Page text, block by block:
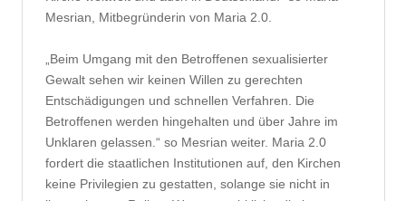
Mesrian, Mitbegründerin von Maria 2.0.
„Beim Umgang mit den Betroffenen sexualisierter
Gewalt sehen wir keinen Willen zu gerechten
Entschädigungen und schnellen Verfahren. Die
Betroffenen werden hingehalten und über Jahre im
Unklaren gelassen.“ so Mesrian weiter. Maria 2.0
fordert die staatlichen Institutionen auf, den Kirchen
keine Privilegien zu gestatten, solange sie nicht in